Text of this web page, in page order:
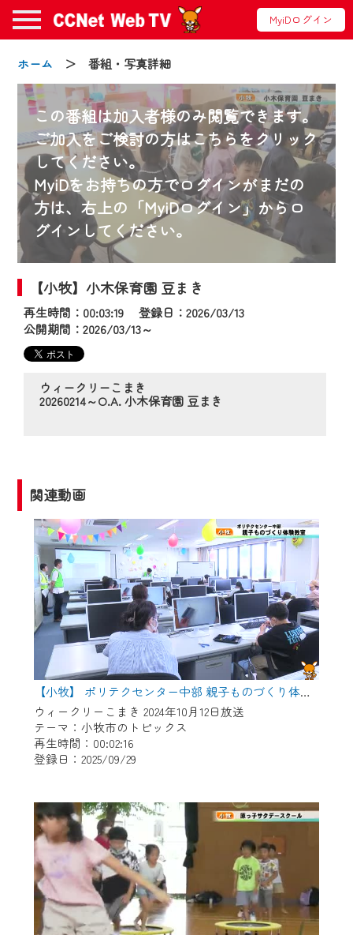
MyiDログイン
ホーム ＞ 番組・写真詳細
この番組は加入者様のみ閲覧できます。
ご加入をご検討の方はこちらをクリック
してください。
MyiDをお持ちの方でログインがまだの
方は、右上の「MyiDログイン」からロ
グインしてください。
【小牧】小木保育園 豆まき
再生時間：00:03:19 登録日：2026/03/13
公開期間：2026/03/13～
ウィークリーこまき
20260214～O.A. 小木保育園 豆まき
関連動画
【小牧】 ポリテクセンター中部 親子ものづくり体験教室
ウィークリーこまき 2024年10月12日放送
テーマ：小牧市のトピックス
再生時間：00:02:16
登録日：2025/09/29
お知らせ
2024/09/02
動画配信サービス『CCNet Web TV』は2024
年9月24日からリニューアルします！
【変更点】
◆デザイン変更により、お住まいの地域
の動画コンテンツが一目瞭然。
◆当社アプリやＰＣブラウザから、いつ
CCNetサービスエリア20市町の地域情報
番組をご視聴いただけます！
ビス向上のため、
『CCNet Web TV』を利用いただくには、
一部コンテンツを除き、
CCNetサービスへの加入と『CCNetマイ
ページ※』へのログインが必要となりま
す。
何卒、ご理解ご了承の程よろしくお願い
いたします。
※マイページへのログインには、MyIDが必
要となります。
※MyIDとは、CCNet Web TVを含むCCNetの
各種サービスをご利用頂くためのIDです。
IDはお客様が使っているメールアドレス
（GmailやYahooなどのフリーメールアドレ
スでも作成可能です）
※マイページへのログイン・MyIDの新規登
録はこちらから
※CCNetアプリをご利用中の方は引き続き
ご視聴いただけます。